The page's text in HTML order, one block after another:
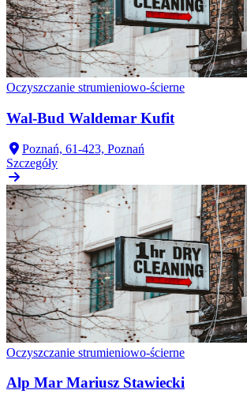
Oczyszczanie strumieniowo-ścierne
Wal-Bud Waldemar Kufit
Poznań, 61-423, Poznań
Szczegóły
Oczyszczanie strumieniowo-ścierne
Alp Mar Mariusz Stawiecki